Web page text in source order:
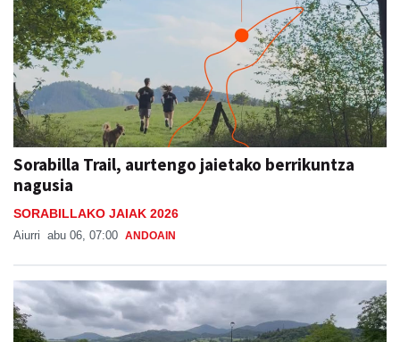
Sorabilla Trail, aurtengo jaietako berrikuntza
nagusia
SORABILLAKO JAIAK 2026
Aiurri abu 06, 07:00 ANDOAIN